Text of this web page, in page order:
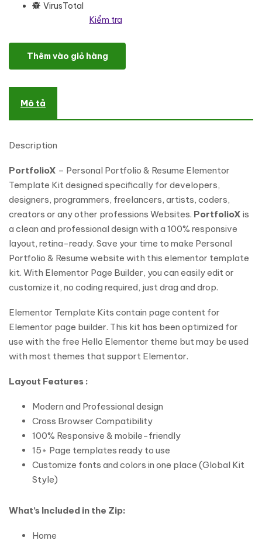
VirusTotal
Kiểm tra
PortfolioX - Personal Portfolio Elementor Template Kit số lượng
Thêm vào giỏ hàng
Mô tả
Description
PortfolioX – Personal Portfolio & Resume Elementor
Template Kit designed specifically for developers,
designers, programmers, freelancers, artists, coders,
creators or any other professions Websites. PortfolioX is
a clean and professional design with a 100% responsive
layout, retina-ready. Save your time to make Personal
Portfolio & Resume website with this elementor template
kit. With Elementor Page Builder, you can easily edit or
customize it, no coding required, just drag and drop.
Elementor Template Kits contain page content for
Elementor page builder. This kit has been optimized for
use with the free Hello Elementor theme but may be used
with most themes that support Elementor.
Layout Features :
Modern and Professional design
Cross Browser Compatibility
100% Responsive & mobile-friendly
15+ Page templates ready to use
Customize fonts and colors in one place (Global Kit
Style)
What’s Included in the Zip:
Home